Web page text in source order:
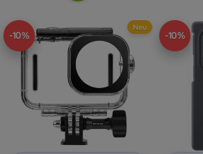
-10%
Neu
-10%